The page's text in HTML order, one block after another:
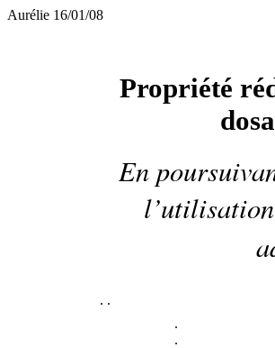
Aurélie 16/01/08
Propriété
En
. .
.
.